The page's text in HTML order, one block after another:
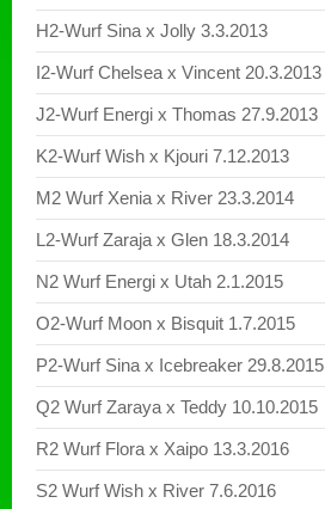
H2-Wurf Sina x Jolly 3.3.2013
I2-Wurf Chelsea x Vincent 20.3.2013
J2-Wurf Energi x Thomas 27.9.2013
K2-Wurf Wish x Kjouri 7.12.2013
M2 Wurf Xenia x River 23.3.2014
L2-Wurf Zaraja x Glen 18.3.2014
N2 Wurf Energi x Utah 2.1.2015
O2-Wurf Moon x Bisquit 1.7.2015
P2-Wurf Sina x Icebreaker 29.8.2015
Q2 Wurf Zaraya x Teddy 10.10.2015
R2 Wurf Flora x Xaipo 13.3.2016
S2 Wurf Wish x River 7.6.2016